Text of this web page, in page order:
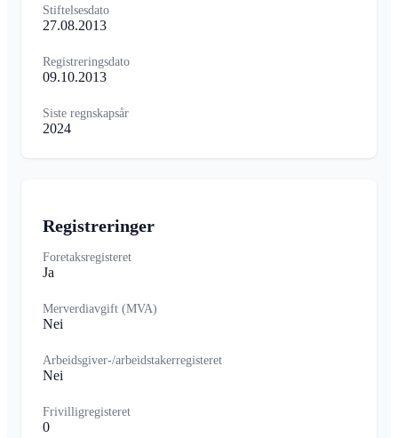
Stiftelsesdato
27.08.2013
Registreringsdato
09.10.2013
Siste regnskapsår
2024
Registreringer
Foretaksregisteret
Ja
Merverdiavgift (MVA)
Nei
Arbeidsgiver-/arbeidstakerregisteret
Nei
Frivilligregisteret
0